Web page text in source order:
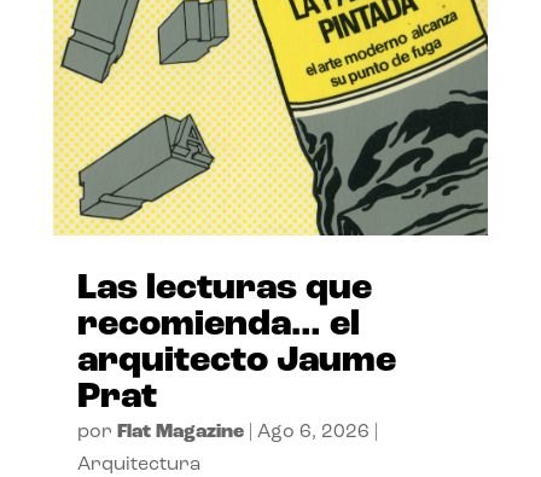
Las lecturas que
recomienda… el
arquitecto Jaume
Prat
por Flat Magazine| Ago 6, 2026
Arquitectura